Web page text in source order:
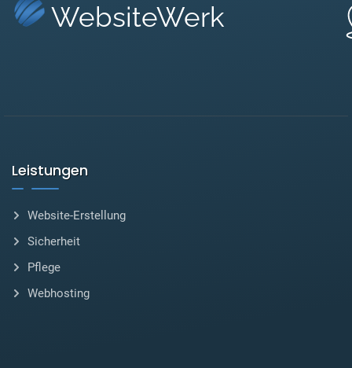
WebsiteWerk
Leistungen
Website-Erstellung
Sicherheit
Pflege
Webhosting